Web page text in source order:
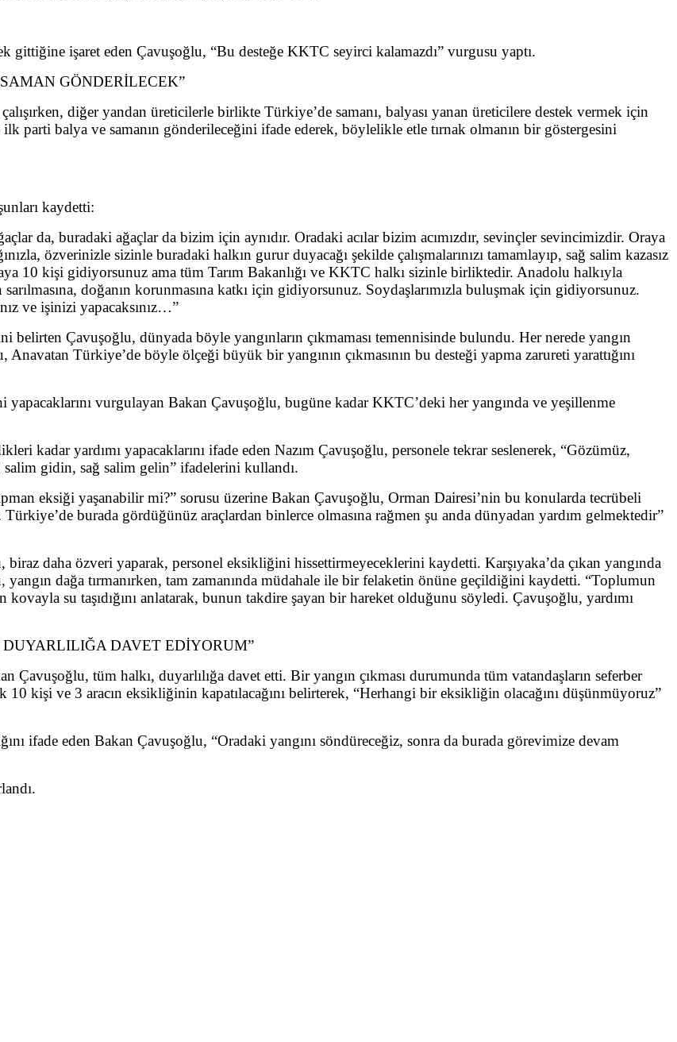
işaret eden Çavuşoğlu, “Bu desteğe KKTC seyirci kalamazdı” vurgusu yaptı.
GÖNDERİLECEK”
diğer yandan üreticilerle birlikte Türkiye’de samanı, balyası yanan üreticilere destek vermek için
parti balya ve samanın gönderileceğini ifade ederek, böylelikle etle tırnak olmanın bir göstergesini
kaydetti:
da, buradaki ağaçlar da bizim için aynıdır. Oradaki acılar bizim acımızdır, sevinçler sevincimizdir. Oraya
özverinizle sizinle buradaki halkın gurur duyacağı şekilde çalışmalarınızı tamamlayıp, sağ salim kazasız
10 kişi gidiyorsunuz ama tüm Tarım Bakanlığı ve KKTC halkı sizinle birliktedir. Anadolu halkıyla
sarılmasına, doğanın korunmasına katkı için gidiyorsunuz. Soydaşlarımızla buluşmak için gidiyorsunuz.
ve işinizi yapacaksınız…”
belirten Çavuşoğlu, dünyada böyle yangınların çıkmaması temennisinde bulundu. Her nerede yangın
Türkiye’de böyle ölçeği büyük bir yangının çıkmasının bu desteği yapma zarureti yarattığını
vurgulayan Bakan Çavuşoğlu, bugüne kadar KKTC’deki her yangında ve yeşillenme
kadar yardımı yapacaklarını ifade eden Nazım Çavuşoğlu, personele tekrar seslenerek, “Gözümüz,
gidin, sağ salim gelin” ifadelerini kullandı.
eksiği yaşanabilir mi?” sorusu üzerine Bakan Çavuşoğlu, Orman Dairesi’nin bu konularda tecrübeli
burada gördüğünüz araçlardan binlerce olmasına rağmen şu anda dünyadan yardım gelmektedir”
daha özveri yaparak, personel eksikliğini hissettirmeyeceklerini kaydetti. Karşıyaka’da çıkan yangında
dağa tırmanırken, tam zamanında müdahale ile bir felaketin önüne geçildiğini kaydetti. “Toplumun
su taşıdığını anlatarak, bunun takdire şayan bir hareket olduğunu söyledi. Çavuşoğlu, yardımı
DAVET EDİYORUM”
Çavuşoğlu, tüm halkı, duyarlılığa davet etti. Bir yangın çıkması durumunda tüm vatandaşların seferber
kişi ve 3 aracın eksikliğinin kapatılacağını belirterek, “Herhangi bir eksikliğin olacağını düşünmüyoruz”
ifade eden Bakan Çavuşoğlu, “Oradaki yangını söndüreceğiz, sonra da burada görevimize devam